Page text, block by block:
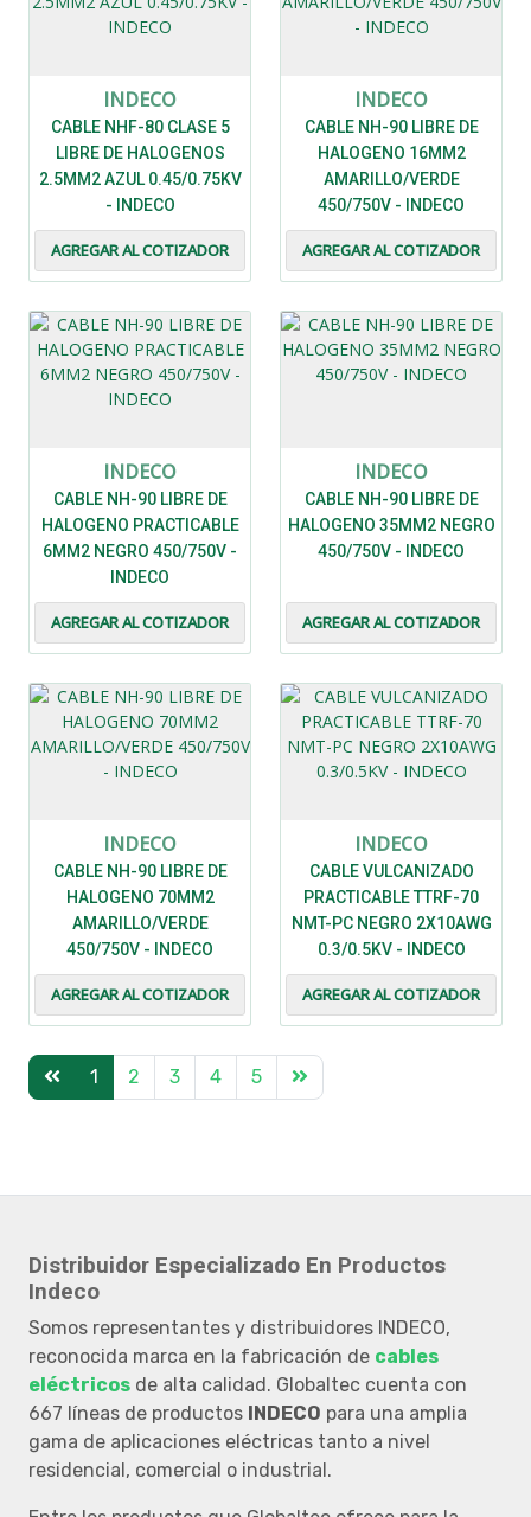
INDECO
CABLE NHF-80 CLASE 5
LIBRE DE HALOGENOS
2.5MM2 AZUL 0.45/0.75KV
- INDECO
AGREGAR AL COTIZADOR
INDECO
CABLE NH-90 LIBRE DE
HALOGENO 16MM2
AMARILLO/VERDE
450/750V - INDECO
AGREGAR AL COTIZADOR
INDECO
CABLE NH-90 LIBRE DE
HALOGENO PRACTICABLE
6MM2 NEGRO 450/750V -
INDECO
AGREGAR AL COTIZADOR
INDECO
CABLE NH-90 LIBRE DE
HALOGENO 35MM2 NEGRO
450/750V - INDECO
AGREGAR AL COTIZADOR
INDECO
CABLE NH-90 LIBRE DE
HALOGENO 70MM2
AMARILLO/VERDE
450/750V - INDECO
AGREGAR AL COTIZADOR
INDECO
CABLE VULCANIZADO
PRACTICABLE TTRF-70
NMT-PC NEGRO 2X10AWG
0.3/0.5KV - INDECO
AGREGAR AL COTIZADOR
1 2 3 4 5
Distribuidor Especializado En Productos
Indeco
Somos representantes y distribuidores INDECO,
reconocida marca en la fabricación de cables
eléctricos de alta calidad. Globaltec cuenta con
667 líneas de productos INDECO para una amplia
gama de aplicaciones eléctricas tanto a nivel
residencial, comercial o industrial.